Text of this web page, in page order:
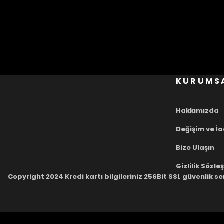
Hakkımızda
Değişim ve
Bize Ulaşın
Gizlilik
Copyright 2024 Kredi kartı bilgileriniz 256Bit SSL güvenlik